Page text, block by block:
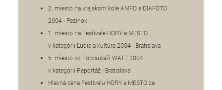
2. miesto na krajskom kole AMFO a DIAFOTO
2004 - Pezinok
1. miesto na Festivale HORY a MESTO
v kategórii Ľudia a kultúra 2004 - Bratislava
5. miesto vo Fotosúťaži WATT 2004
v kategórii Reportáž - Bratislava
Hlavná cena Festivalu HORY a MESTO za